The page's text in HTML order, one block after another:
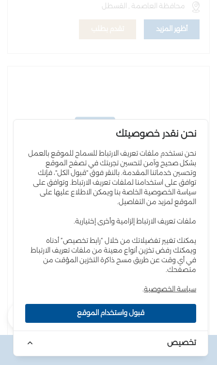
محافظة العاصمة , القسطل
أظهر المزيد
الشقة رقم 121/2418 حوض الرواق 2 من اراضي
شرق عمان
( 204 المشاهدات )
70000 .د.أ
المساحة : 227 متر الرقم المرجعي: AQ-RE-100886
نحن نقدر خصوصيتك
نحن نستخدم ملفات تعريف الارتباط للسماح للموقع بالعمل
بشكل صحيح وآمن لتحسين تجربتك في تصفح الموقع
وتحسين خدماتنا المقدمة. بالنقر فوق "قبول الكل"، فإنك
توافق على استخدامنا لملفات تعريف الارتباط. وتوافق على
سياسة الخصوصية الخاصة بنا ويمكن الاطلاع عليها على
الموقع لمزيد من التفاصيل.
ملفات تعريف الارتباط إلزامية وأخرى إختيارية.
يمكنك تغيير تفضيلاتك من خلال “رابط تخصيص” أدناه
ويمكنك رفض تخزين أنواع معينة من ملفات تعريف الارتباط
في أي وقت عن طريق مسح ذاكرة التخزين المؤقت من
متصفحك.
سياسة الخصوصية.
قبول واستخدام الموقع
تخصيص